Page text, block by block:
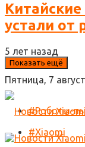
устали от
5 лет назад
Показать ещё
Пятница, 7
#Роботы-
#Xiaomi